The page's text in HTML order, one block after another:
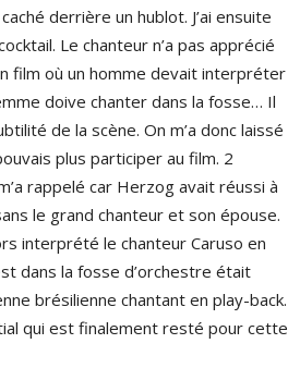
derrière un hublot. J’ai ensuite
Le chanteur n’a pas apprécié
film où un homme devait interpréter
doive chanter dans la fosse… Il
de la scène. On m’a donc laissé
plus participer au film. 2
rappelé car Herzog avait réussi à
le grand chanteur et son épouse.
interprété le chanteur Caruso en
dans la fosse d’orchestre était
brésilienne chantant en play-back.
qui est finalement resté pour cette